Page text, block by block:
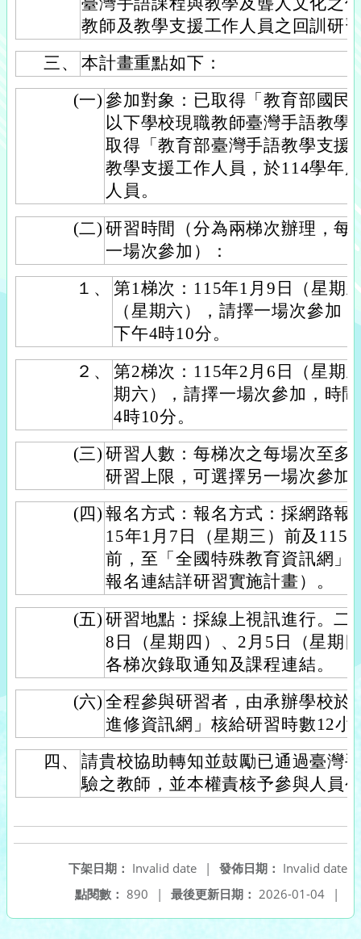
教師及教學支援工作人員之回訓研
三、
本計畫重點如下：
(一) 參加對象：已取得「教育部國民
以下學校現職教師臺灣手語教學
取得「教育部臺灣手語教學支援
教學支援工作人員，於114學年
人員。
(二) 研習時間（分為兩梯次辦理，每
一場次參加）：
１、
第1梯次：115年1月9日（星期
（星期六），請擇一場次參加
下午4時10分。
２、
第2梯次：115年2月6日（星期
期六），請擇一場次參加，時
4時10分。
(三) 研習人數：每梯次之每場次至多
研習上限，可選擇另一場次參加
(四) 報名方式：報名方式：採網路報
15年1月7日（星期三）前及115
前，至「全國特殊教育資訊網」
報名連結詳研習實施計畫）。
(五) 研習地點：採線上視訊進行。二
8日（星期四）、2月5日（星期
各梯次錄取通知及課程連結。
(六) 全程參與研習者，由承辦學校於
進修資訊網」核給研習時數12小
四、
請貴校協助轉知並鼓勵已通過臺灣
驗之教師，並本權責核予參與人員
發佈日期： Invalid date
下架日期： Invalid date
|
最後更新日期： 2026-01-04 |
點閱數： 890 |